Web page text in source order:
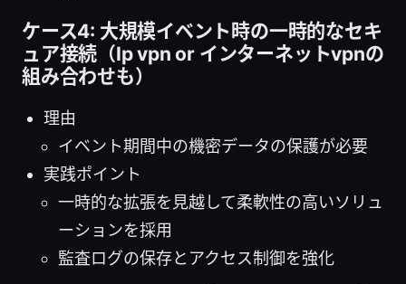
ケース4: 大規模イベント時の一時的なセキ
ュア接続（Ip vpn or インターネットvpnの
組み合わせも）
理由
イベント期間中の機密データの保護が必要
実践ポイント
一時的な拡張を見越して柔軟性の高いソリュ
ーションを採用
監査ログの保存とアクセス制御を強化